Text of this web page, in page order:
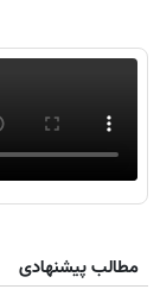
مطالب پیشنهادی